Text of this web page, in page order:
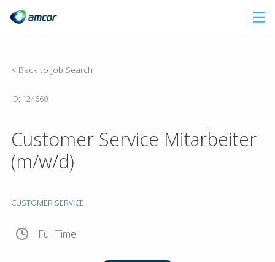
content
< Back to Job Search
ID: 124660
Customer Service Mitarbeiter
(m/w/d)
CUSTOMER SERVICE
Full Time